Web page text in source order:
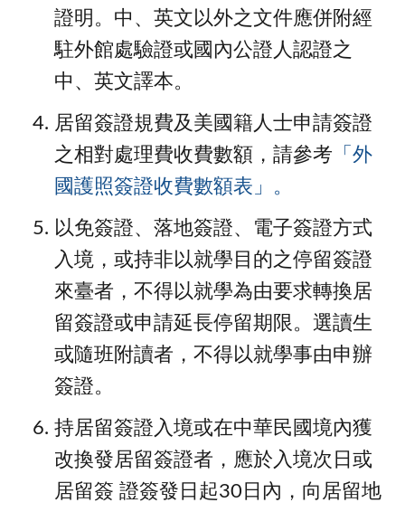
證明。中、英文以外之文件應併附經
駐外館處驗證或國內公證人認證之
中、英文譯本。
居留簽證規費及美國籍人士申請簽證
之相對處理費收費數額，請參考 「外
國護照簽證收費數額表」。
以免簽證、落地簽證、電子簽證方式
入境，或持非以就學目的之停留簽證
來臺者，不得以就學為由要求轉換居
留簽證或申請延長停留期限。選讀生
或隨班附讀者，不得以就學事由申辦
簽證。
持居留簽證入境或在中華民國境內獲
改換發居留簽證者，應於入境次日或
居留簽 證簽發日起30日內，向居留地